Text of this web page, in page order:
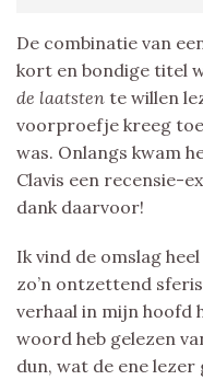
De combinatie van
kort en bondige titel
de laatsten te willen
voorproefje kreeg
was. Onlangs kwam
Clavis een recensie-
dank daarvoor!
Ik vind de omslag
zo’n ontzettend
verhaal in mijn hoofd
woord heb gelezen
dun, wat de ene